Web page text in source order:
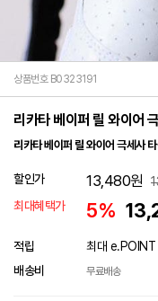
상품번호 B0323191
리카타 베이퍼 릴 와이어
리카타 베이퍼 릴 와이어 극세사
할인가 13,480원
최대혜택가
5%
적립 최대 e.POINT
배송비
무료배송